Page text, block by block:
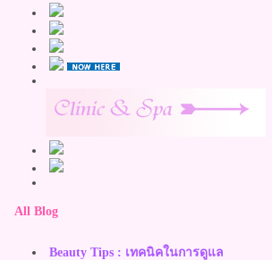
All Blog
Beauty Tips : เทคนิคในการดูแล